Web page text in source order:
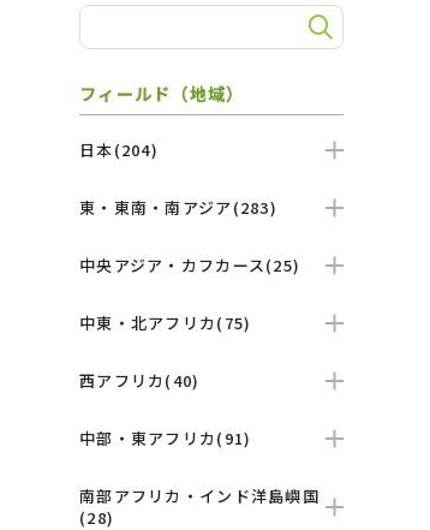
フィールド（地域）
日本(204)
東・東南・南アジア(283)
中央アジア・カフカース(25)
中東・北アフリカ(75)
西アフリカ(40)
中部・東アフリカ(91)
南部アフリカ・インド洋島嶼国
(28)